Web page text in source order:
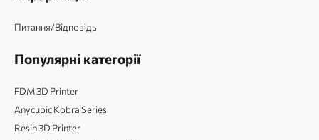
Питання/Відповідь
Популярні категорії
FDM 3D Printer
Anycubic Kobra Series
Resin 3D Printer